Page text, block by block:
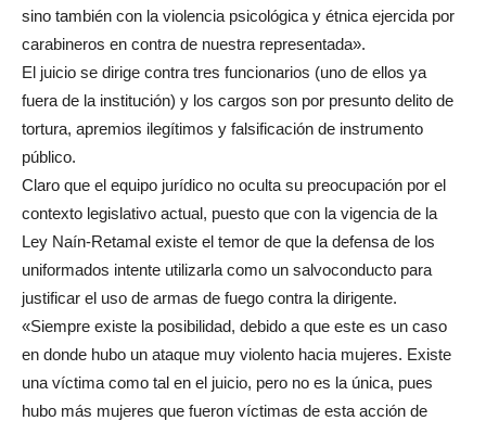
sino también con la violencia psicológica y étnica ejercida por
carabineros en contra de nuestra representada».
El juicio se dirige contra tres funcionarios (uno de ellos ya
fuera de la institución) y los cargos son por presunto delito de
tortura, apremios ilegítimos y falsificación de instrumento
público.
Claro que el equipo jurídico no oculta su preocupación por el
contexto legislativo actual, puesto que con la vigencia de la
Ley Naín-Retamal existe el temor de que la defensa de los
uniformados intente utilizarla como un salvoconducto para
justificar el uso de armas de fuego contra la dirigente.
«Siempre existe la posibilidad, debido a que este es un caso
en donde hubo un ataque muy violento hacia mujeres. Existe
una víctima como tal en el juicio, pero no es la única, pues
hubo más mujeres que fueron víctimas de esta acción de